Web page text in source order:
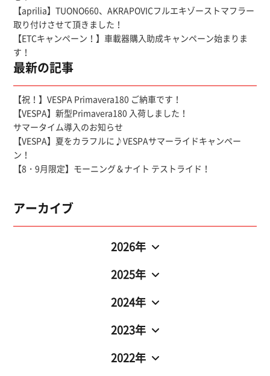
【aprilia】TUONO660、AKRAPOVICフルエキゾーストマフラー
取り付けさせて頂きました！
【ETCキャンペーン！】車載器購入助成キャンペーン始まりま
す！
最新の記事
【祝！】VESPA Primavera180 ご納車です！
【VESPA】新型Primavera180 入荷しました！
サマータイム導入のお知らせ
【VESPA】夏をカラフルに♪VESPAサマーライドキャンペー
ン！
【8・9月限定】モーニング＆ナイト テストライド！
アーカイブ
2026年
2025年
2024年
2023年
2022年